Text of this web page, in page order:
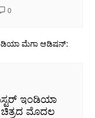
0
ಇಂಡಿಯಾ
ಮೊದಲ